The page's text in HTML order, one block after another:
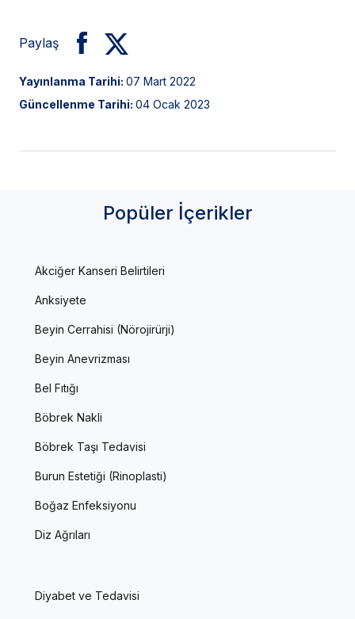
Paylaş
Yayınlanma Tarihi: 07 Mart 2022
Güncellenme Tarihi: 04 Ocak 2023
Popüler İçerikler
Akciğer Kanseri Belirtileri
Anksiyete
Beyin Cerrahisi (Nörojirürji)
Beyin Anevrizması
Bel Fıtığı
Böbrek Nakli
Böbrek Taşı Tedavisi
Burun Estetiği (Rinoplasti)
Boğaz Enfeksiyonu
Diz Ağrıları
Diyabet ve Tedavisi